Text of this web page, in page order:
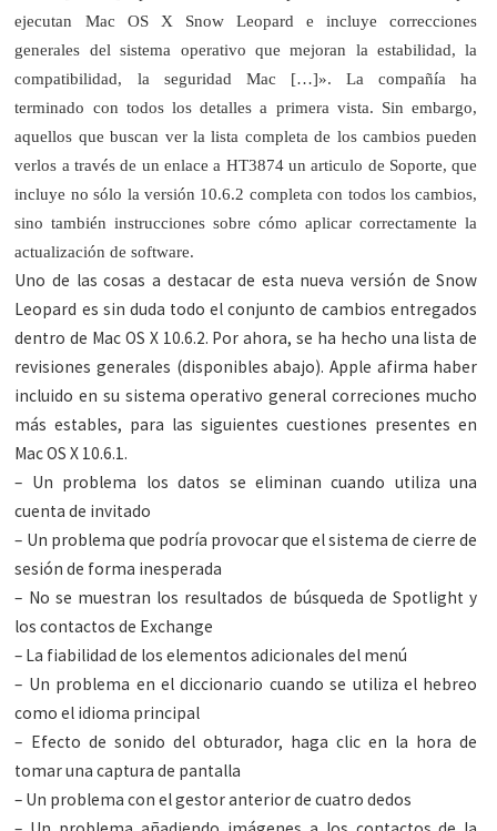
ejecutan Mac OS X Snow Leopard e incluye correcciones
generales del sistema operativo que mejoran la estabilidad, la
compatibilidad, la seguridad Mac […]». La compañía ha
terminado con todos los detalles a primera vista. Sin embargo,
aquellos que buscan ver la lista completa de los cambios pueden
verlos a través de un enlace a HT3874 un articulo de Soporte, que
incluye no sólo la versión 10.6.2 completa con todos los cambios,
sino también instrucciones sobre cómo aplicar correctamente la
actualización de software.
Uno de las cosas a destacar de esta nueva versión de Snow
Leopard es sin duda todo el conjunto de cambios entregados
dentro de Mac OS X 10.6.2. Por ahora, se ha hecho una lista de
revisiones generales (disponibles abajo). Apple afirma haber
incluido en su sistema operativo general correciones mucho
más estables, para las siguientes cuestiones presentes en
Mac OS X 10.6.1.
– Un problema los datos se eliminan cuando utiliza una
cuenta de invitado
– Un problema que podría provocar que el sistema de cierre de
sesión de forma inesperada
– No se muestran los resultados de búsqueda de Spotlight y
los contactos de Exchange
– La fiabilidad de los elementos adicionales del menú
– Un problema en el diccionario cuando se utiliza el hebreo
como el idioma principal
– Efecto de sonido del obturador, haga clic en la hora de
tomar una captura de pantalla
– Un problema con el gestor anterior de cuatro dedos